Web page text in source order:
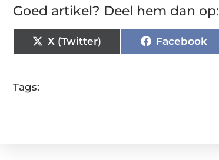
Goed artikel? Deel hem dan op:
X (Twitter) Facebook
Tags: